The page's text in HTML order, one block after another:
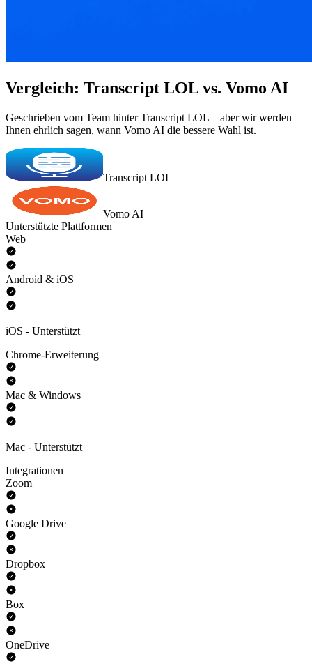
Vergleich: Transcript LOL vs. Vomo AI
Geschrieben vom Team hinter Transcript LOL – aber wir werden
Ihnen ehrlich sagen, wann Vomo AI die bessere Wahl ist.
Transcript LOL
Vomo AI
Unterstützte Plattformen
Web
Android & iOS
iOS - Unterstützt
Chrome-Erweiterung
Mac & Windows
Mac - Unterstützt
Integrationen
Zoom
Google Drive
Dropbox
Box
OneDrive